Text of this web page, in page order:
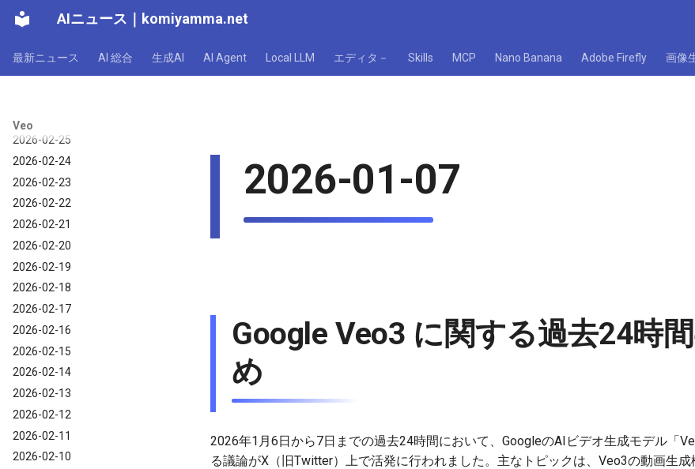
AIニュース komiyamma.net
最新ニュース AI 総合 生成AI AI Agent Local LLM エディタ－ Skills MCP Nano Banana Adobe Firefly 画像
Veo
2026-03-03
2026-03-01
2026-02-28
2026-02-26
2026-02-25
2026-02-24
2026-02-23
2026-02-22
2026-02-21
2026-02-20
2026-02-19
2026-02-18
2026-02-17
2026-02-16
2026-02-15
2026-02-14
2026-02-13
2026-02-12
2026-02-11
2026-02-10
2026-01-07
Google Veo3 に関する過去24時
め
2026年1月6日から7日までの過去24時間において、GoogleのAIビデオ生成モデル「
る議論がX（旧Twitter）上で活発に行われました。主なトピックは、Veo3の動画生